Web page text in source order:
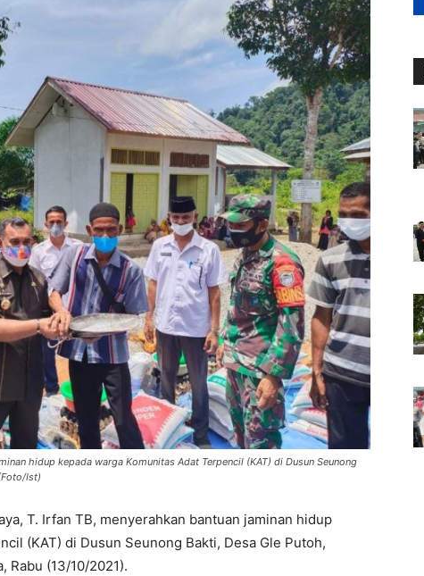
hidup kepada warga Komunitas Adat Terpencil (KAT) di Dusun Seunong
Ist)
T. Irfan TB, menyerahkan bantuan jaminan hidup
(KAT) di Dusun Seunong Bakti, Desa Gle Putoh,
Rabu (13/10/2021).